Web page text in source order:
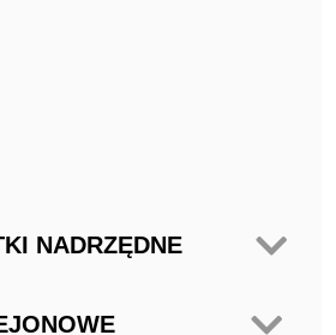
NADRZĘDNE